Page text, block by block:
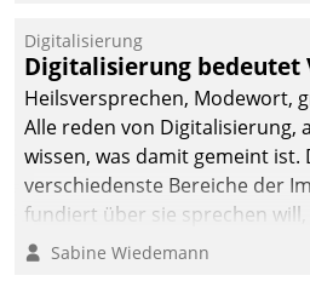
Digitalisierung
Digitalisierung bedeutet
Heilsversprechen, Modewort,
Alle reden von Digitalisierung,
wissen, was damit gemeint
verschiedenste Bereiche der
fundiert über sie sprechen
klären. Ein Aspekt ist die
Sabine Wiedemann